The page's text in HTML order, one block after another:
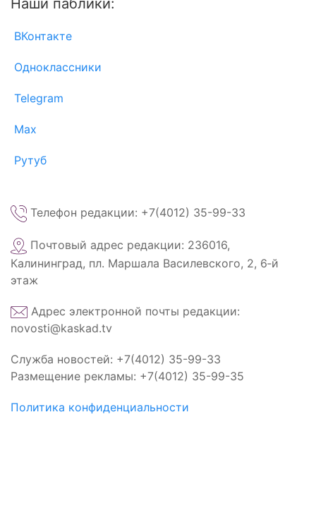
Наши паблики:
ВКонтакте
Одноклассники
Telegram
Max
Рутуб
Телефон редакции: +7(4012) 35-99-33
Почтовый адрес редакции: 236016,
Калининград, пл. Маршала Василевского, 2, 6‑й
этаж
Адрес электронной почты редакции:
novosti@kaskad.tv
Служба новостей: +7(4012) 35-99-33
Размещение рекламы: +7(4012) 35-99-35
Политика конфиденциальности